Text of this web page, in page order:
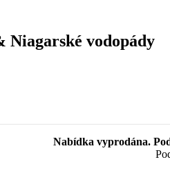
Niagarské vodopády
Nabídka vyprodána.